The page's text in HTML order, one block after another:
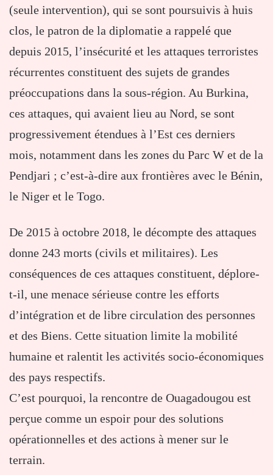
(seule intervention), qui se sont poursuivis à huis
clos, le patron de la diplomatie a rappelé que
depuis 2015, l’insécurité et les attaques terroristes
récurrentes constituent des sujets de grandes
préoccupations dans la sous-région. Au Burkina,
ces attaques, qui avaient lieu au Nord, se sont
progressivement étendues à l’Est ces derniers
mois, notamment dans les zones du Parc W et de la
Pendjari ; c’est-à-dire aux frontières avec le Bénin,
le Niger et le Togo.
De 2015 à octobre 2018, le décompte des attaques
donne 243 morts (civils et militaires). Les
conséquences de ces attaques constituent, déplore-
t-il, une menace sérieuse contre les efforts
d’intégration et de libre circulation des personnes
et des Biens. Cette situation limite la mobilité
humaine et ralentit les activités socio-économiques
des pays respectifs.
C’est pourquoi, la rencontre de Ouagadougou est
perçue comme un espoir pour des solutions
opérationnelles et des actions à mener sur le
terrain.